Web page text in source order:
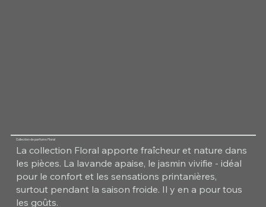
Collection de parfums Floral
La collection Floral apporte fraîcheur et nature dans
les pièces. La lavande apaise, le jasmin vivifie - idéal
pour le confort et les sensations printanières,
surtout pendant la saison froide. Il y en a pour tous
les goûts.